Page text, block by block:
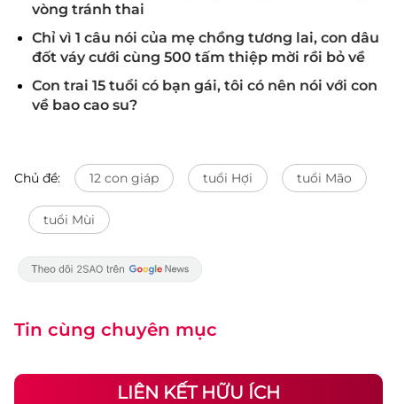
vòng tránh thai
Chỉ vì 1 câu nói của mẹ chồng tương lai, con dâu
đốt váy cưới cùng 500 tấm thiệp mời rồi bỏ về
Con trai 15 tuổi có bạn gái, tôi có nên nói với con
về bao cao su?
Chủ đề: 12 con giáp tuổi Hợi tuổi Mão
tuổi Mùi
Tin cùng chuyên mục
LIÊN KẾT HỮU ÍCH